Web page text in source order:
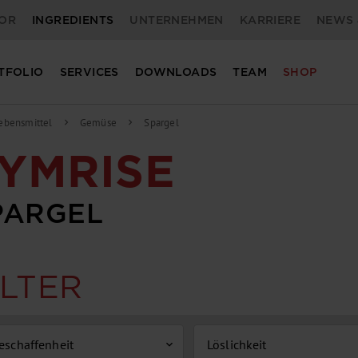
INGREDIENTS UNTERNEHMEN KARRIERE NEWS
SERVICES DOWNLOADS TEAM SHOP
chevron_right Gemüse chevron_right Spargel
expand_more Löslichkeit